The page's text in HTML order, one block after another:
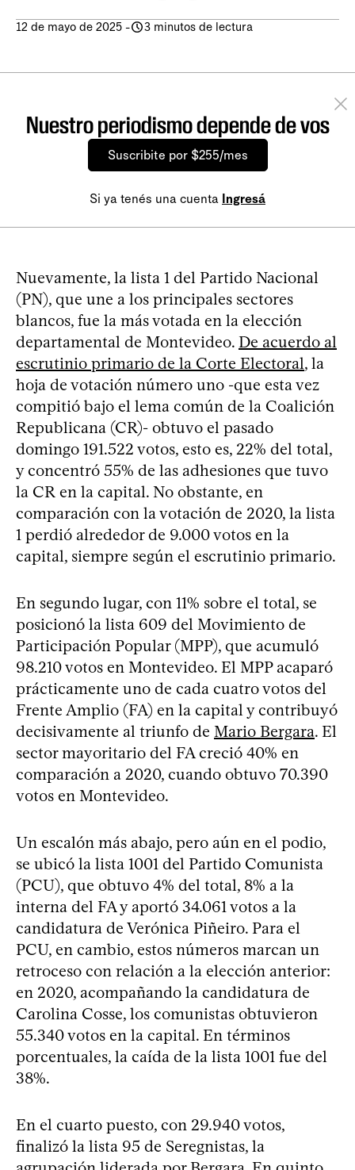
12 de mayo de 2025 - 3 minutos de lectura
Nuestro periodismo depende de vos
Suscribite por $255/mes
Si ya tenés una cuenta Ingresá
Nuevamente, la lista 1 del Partido Nacional
(PN), que une a los principales sectores
blancos, fue la más votada en la elección
departamental de Montevideo. De acuerdo al
escrutinio primario de la Corte Electoral, la
hoja de votación número uno -que esta vez
compitió bajo el lema común de la Coalición
Republicana (CR)- obtuvo el pasado
domingo 191.522 votos, esto es, 22% del total,
y concentró 55% de las adhesiones que tuvo
la CR en la capital. No obstante, en
comparación con la votación de 2020, la lista
1 perdió alrededor de 9.000 votos en la
capital, siempre según el escrutinio primario.
En segundo lugar, con 11% sobre el total, se
posicionó la lista 609 del Movimiento de
Participación Popular (MPP), que acumuló
98.210 votos en Montevideo. El MPP acaparó
prácticamente uno de cada cuatro votos del
Frente Amplio (FA) en la capital y contribuyó
decisivamente al triunfo de Mario Bergara. El
sector mayoritario del FA creció 40% en
comparación a 2020, cuando obtuvo 70.390
votos en Montevideo.
Un escalón más abajo, pero aún en el podio,
se ubicó la lista 1001 del Partido Comunista
(PCU), que obtuvo 4% del total, 8% a la
interna del FA y aportó 34.061 votos a la
candidatura de Verónica Piñeiro. Para el
PCU, en cambio, estos números marcan un
retroceso con relación a la elección anterior:
en 2020, acompañando la candidatura de
Carolina Cosse, los comunistas obtuvieron
55.340 votos en la capital. En términos
porcentuales, la caída de la lista 1001 fue del
38%.
En el cuarto puesto, con 29.940 votos,
finalizó la lista 95 de Seregnistas, la